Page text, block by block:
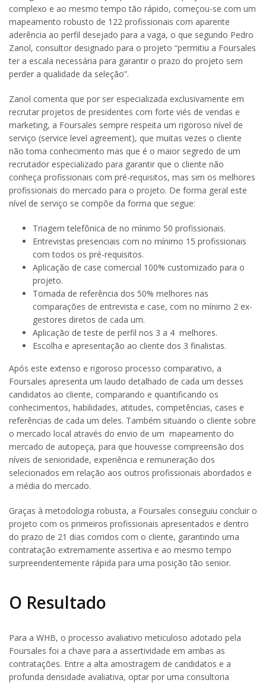
complexo e ao mesmo tempo tão rápido, começou-se com um
mapeamento robusto de 122 profissionais com aparente
aderência ao perfil desejado para a vaga, o que segundo Pedro
Zanol, consultor designado para o projeto “permitiu a Foursales
ter a escala necessária para garantir o prazo do projeto sem
perder a qualidade da seleção”.
Zanol comenta que por ser especializada exclusivamente em
recrutar projetos de presidentes com forte viés de vendas e
marketing, a Foursales sempre respeita um rigoroso nível de
serviço (service level agreement), que muitas vezes o cliente
não toma conhecimento mas que é o maior segredo de um
recrutador especializado para garantir que o cliente não
conheça profissionais com pré-requisitos, mas sim os melhores
profissionais do mercado para o projeto. De forma geral este
nível de serviço se compõe da forma que segue:
Triagem telefônica de no mínimo 50 profissionais.
Entrevistas presenciais com no mínimo 15 profissionais
com todos os pré-requisitos.
Aplicação de case comercial 100% customizado para o
projeto.
Tomada de referência dos 50% melhores nas
comparações de entrevista e case, com no mínimo 2 ex-
gestores diretos de cada um.
Aplicação de teste de perfil nos 3 a 4 melhores.
Escolha e apresentação ao cliente dos 3 finalistas.
Após este extenso e rigoroso processo comparativo, a
Foursales apresenta um laudo detalhado de cada um desses
candidatos ao cliente, comparando e quantificando os
conhecimentos, habilidades, atitudes, competências, cases e
referências de cada um deles. Também situando o cliente sobre
o mercado local através do envio de um mapeamento do
mercado de autopeça, para que houvesse compreensão dos
níveis de senioridade, experiência e remuneração dos
selecionados em relação aos outros profissionais abordados e
a média do mercado.
Graças à metodologia robusta, a Foursales conseguiu concluir o
projeto com os primeiros profissionais apresentados e dentro
do prazo de 21 dias corridos com o cliente, garantindo uma
contratação extremamente assertiva e ao mesmo tempo
surpreendentemente rápida para uma posição tão senior.
O Resultado
Para a WHB, o processo avaliativo meticuloso adotado pela
Foursales foi a chave para a assertividade em ambas as
contratações. Entre a alta amostragem de candidatos e a
profunda densidade avaliativa, optar por uma consultoria